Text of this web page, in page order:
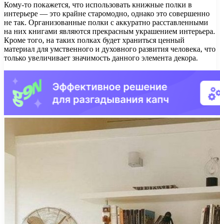
Кому-то покажется, что использовать книжные полки в
интерьере — это крайне старомодно, однако это совершенно
не так. Организованные полки с аккуратно расставленными
на них книгами являются прекрасным украшением интерьера.
Кроме того, на таких полках будет храниться ценный
материал для умственного и духовного развития человека, что
только увеличивает значимость данного элемента декора.